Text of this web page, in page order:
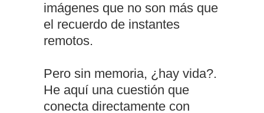
imágenes que no son más que
el recuerdo de instantes
remotos.
Pero sin memoria, ¿hay vida?.
He aquí una cuestión que
conecta directamente con